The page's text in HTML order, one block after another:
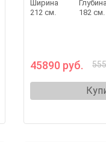
Ширина
212 см.
Глубина
182 см.
45890 руб.